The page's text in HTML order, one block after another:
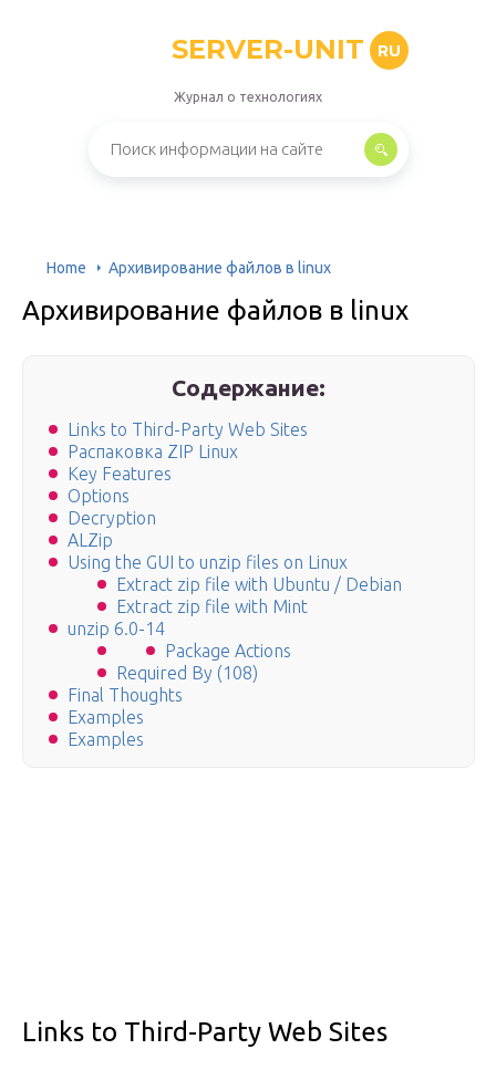
SERVER-UNIT RU
Журнал о технологиях
Home Архивирование файлов в linux
Архивирование файлов в linux
Содержание:
Links to Third-Party Web Sites
Распаковка ZIP Linux
Key Features
Options
Decryption
ALZip
Using the GUI to unzip files on Linux
Extract zip file with Ubuntu / Debian
Extract zip file with Mint
unzip 6.0-14
Package Actions
Required By (108)
Final Thoughts
Examples
Examples
Links to Third-Party Web Sites